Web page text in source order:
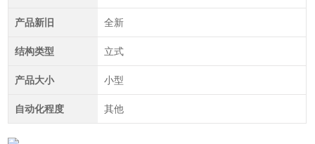
产品新旧 全新
结构类型 立式
产品大小 小型
自动化程度 其他